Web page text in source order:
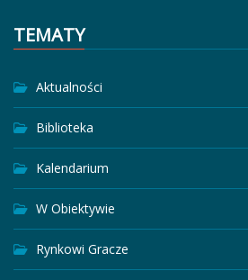
TEMATY
Aktualności
Biblioteka
Kalendarium
W Obiektywie
Rynkowi Gracze